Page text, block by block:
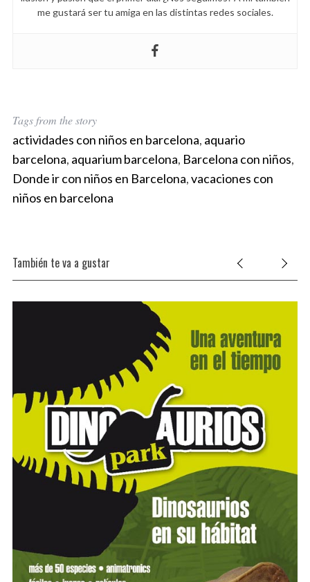
me gustará ser tu amiga en las distintas redes sociales.
Tags from the story
actividades con niños en barcelona, aquario
barcelona, aquarium barcelona, Barcelona con niños,
Donde ir con niños en Barcelona,vacaciones con
niños en barcelona
También te va a gustar
: